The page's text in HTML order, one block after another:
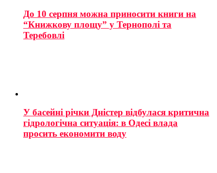
До 10 серпня можна приносити книги на
“Книжкову площу” у Тернополі та
Теребовлі
У басейні річки Дністер відбулася критична
гідрологічна ситуація: в Одесі влада
просить економити воду